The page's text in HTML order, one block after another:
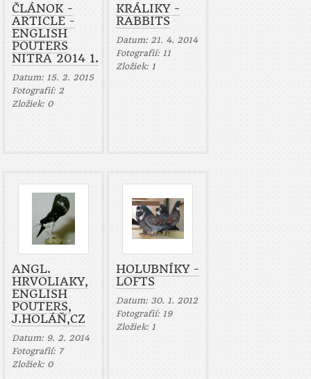
ČLÁNOK -
ARTICLE -
ENGLISH
POUTERS
NITRA 2014 1.
Datum: 15. 2. 2015
Fotografií: 2
Zložiek: 0
KRÁLIKY -
RABBITS
Datum: 21. 4. 2014
Fotografií: 11
Zložiek: 1
ANGL.
HRVOLIAKY,
ENGLISH
POUTERS,
J.HOLÁŇ,CZ
Datum: 9. 2. 2014
Fotografií: 7
Zložiek: 0
HOLUBNÍKY -
LOFTS
Datum: 30. 1. 2012
Fotografií: 19
Zložiek: 1